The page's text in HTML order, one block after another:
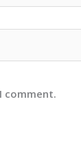
comment.